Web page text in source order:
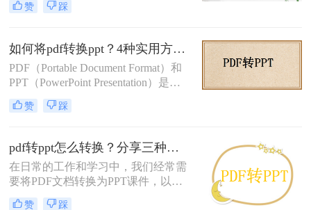
种主流方法，从工具选择到操作细节
赞 踩
如何将pdf转换ppt？4种实用方法解析！
PDF（Portable Document Format）和
PPT（PowerPoint Presentation）是两
种常见的文件格式，分别用于文档存
储和演示文稿制作。在某些情况下，
式，以便在演示文稿中使用或进行进
一步编辑。那么如何将pdf转换ppt
呢？本文将详细介绍几种将PDF转换
为PPT的方法，帮助您高效地完成这
一任务。
赞 踩
pdf转ppt怎么转换？分享三种高效常用转换方法！
在日常的工作和学习中，我们经常需
要将PDF文档转换为PPT课件，以便
于演示和分享。那么pdf转ppt怎么转
赞 踩